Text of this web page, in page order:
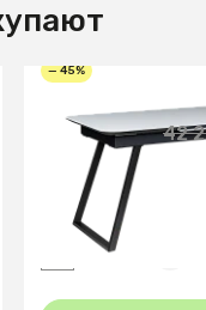
— 45%
23 050 ₽
42
Стол Пеле 140-
Light matte glass